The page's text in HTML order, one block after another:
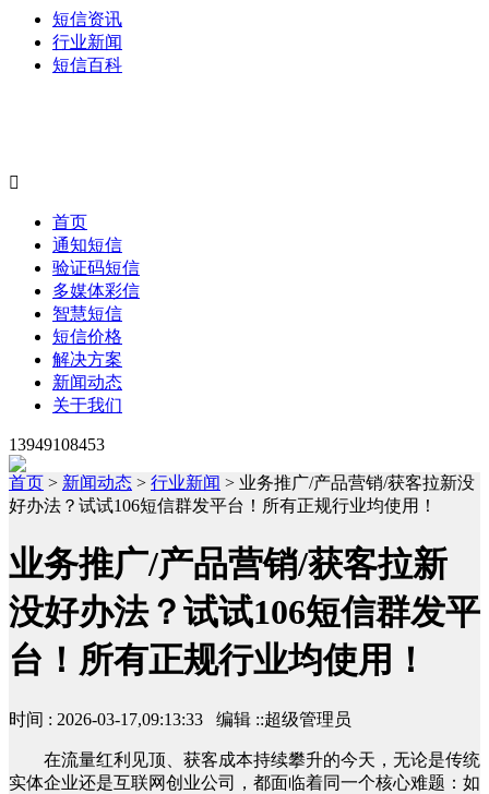
短信资讯
行业新闻
短信百科

首页
通知短信
验证码短信
多媒体彩信
智慧短信
短信价格
解决方案
新闻动态
关于我们
13949108453
首页 > 新闻动态 > 行业新闻 > 业务推广/产品营销/获客拉新没
好办法？试试106短信群发平台！所有正规行业均使用！
业务推广/产品营销/获客拉新
没好办法？试试106短信群发平
台！所有正规行业均使用！
时间 : 2026-03-17,09:13:33 编辑 ::超级管理员
在流量红利见顶、获客成本持续攀升的今天，无论是传统
实体企业还是互联网创业公司，都面临着同一个核心难题：如